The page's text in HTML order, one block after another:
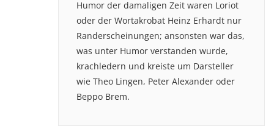
Humor der damaligen Zeit waren Loriot
oder der Wortakrobat Heinz Erhardt nur
Randerscheinungen; ansonsten war das,
was unter Humor verstanden wurde,
krachledern und kreiste um Darsteller
wie Theo Lingen, Peter Alexander oder
Beppo Brem.